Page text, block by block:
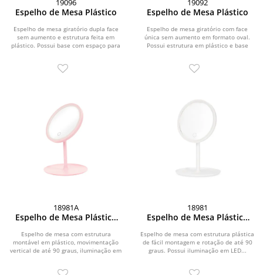
19096
Espelho de Mesa Plástico
Espelho de mesa giratório dupla face
sem aumento e estrutura feita em
plástico. Possui base com espaço para
19092
Espelho de Mesa Plástico
Espelho de mesa giratório com face
única sem aumento em formato oval.
Possui estrutura em plástico e base
18981A
Espelho de Mesa Plástico
Espelho de mesa com estrutura
montável em plástico, movimentação
vertical de até 90 graus, iluminação em
18981
Espelho de Mesa Plástico
Espelho de mesa com estrutura plástica
de fácil montagem e rotação de até 90
graus. Possui iluminação em LED...